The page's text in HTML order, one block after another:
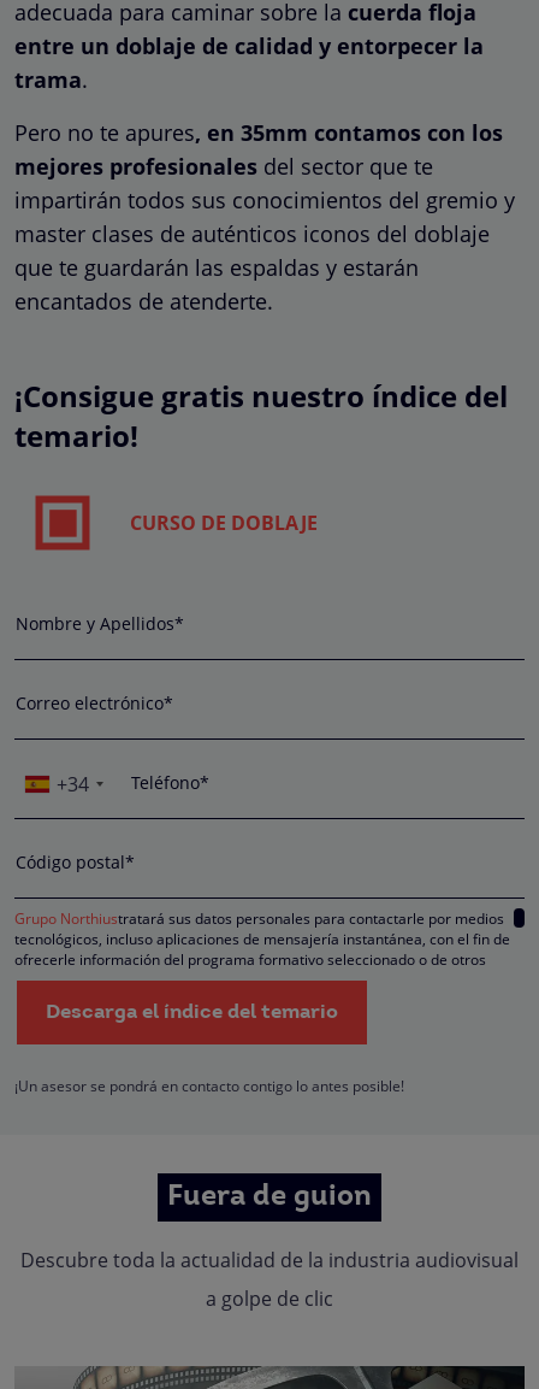
adecuada para caminar sobre la cuerda floja
entre un doblaje de calidad y entorpecer la
trama.
Pero no te apures, en 35mm contamos con los
mejores profesionales del sector que te
impartirán todos sus conocimientos del gremio y
master clases de auténticos iconos del doblaje
que te guardarán las espaldas y estarán
encantados de atenderte.
¡Consigue gratis nuestro índice del
temario!
CURSO DE DOBLAJE
Nombre y Apellidos*
Correo electrónico*
+34 Teléfono*
Código postal*
Grupo Northiustratará sus datos personales para contactarle por medios
tecnológicos, incluso aplicaciones de mensajería instantánea, con el fin de
ofrecerle información del programa formativo seleccionado o de otros
directamente relacionados con el interés manifestado y, en su caso, para
tramitar la contratación correspondiente. Compartiremos su solicitud con las
empresas que conforman elGrupo Northius, con el objeto de que estas
hacerle llegar la mejor oferta de productos y servicios de acuerdo a su
oposición, limitación, tal y como se explica en laPolítica de Privacidad
Descarga el índice del temario
¡Un asesor se pondrá en contacto contigo lo antes posible!
Fuera de guion
Descubre toda la actualidad de la industria audiovisual
a golpe de clic